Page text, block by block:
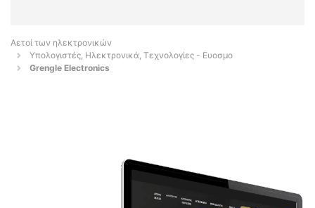
Αετοί των ηλεκτρονικών
Υπολογιστές, Ηλεκτρονικά, Τεχνολογίες - Ευοσμο
Grengle Electronics